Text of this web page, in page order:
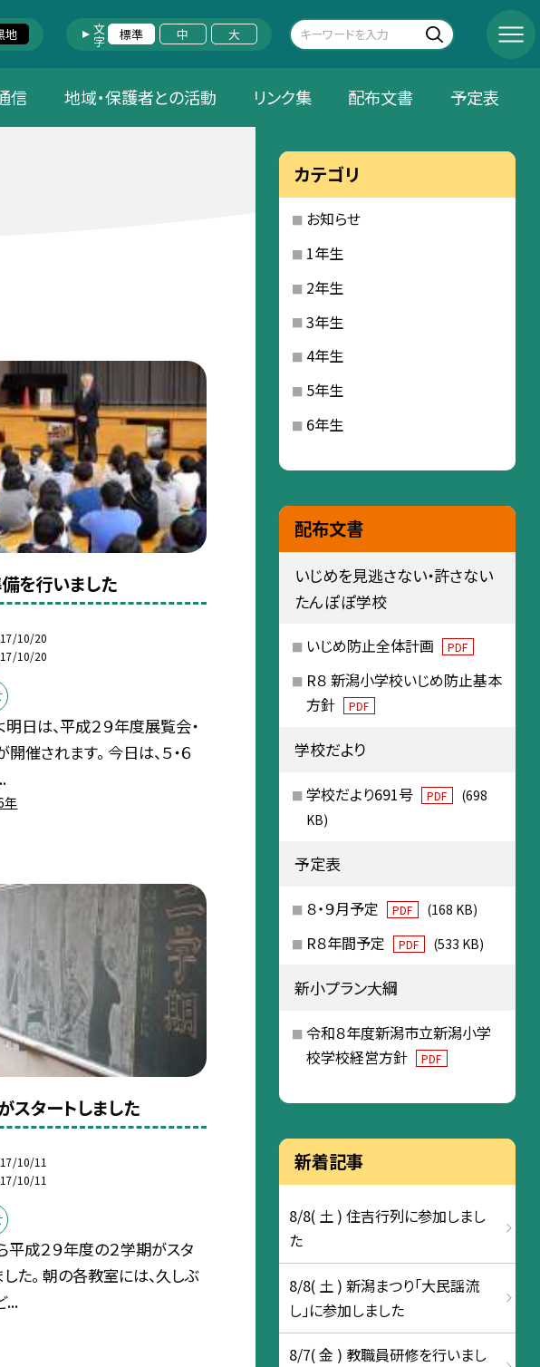
地 文字 標準 中 大
信 地域・保護者との活動 リンク集 配布文書 予定表
を行いました
10/20
10/20
明日は、平成２９年度展覧会・
催されます。 今日は、５・６
年
スタートしました
10/11
10/11
平成２９年度の２学期がスタ
した。 朝の各教室には、久しぶ
...
カテゴリ
お知らせ
1年生
2年生
3年生
4年生
5年生
6年生
配布文書
いじめを見逃さない・許さない
たんぽぽ学校
いじめ防止全体計画 PDF
R８ 新潟小学校いじめ防止基本
方針
PDF
学校だより
学校だより691号 PDF
(698
KB)
予定表
８・９月予定 PDF (168 KB)
R８年間予定 PDF (533 KB)
新小プラン大綱
令和８年度新潟市立新潟小学
校学校経営方針
PDF
新着記事
8/8( 土 ) 住吉行列に参加しまし
た
8/8( 土 ) 新潟まつり「大民謡流
し」に参加しました
8/7( 金 ) 教職員研修を行いまし